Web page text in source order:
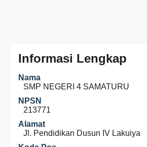
Informasi Lengkap
Nama
SMP NEGERI 4 SAMATURU
NPSN
213771
Alamat
Jl. Pendidikan Dusun IV Lakuiya